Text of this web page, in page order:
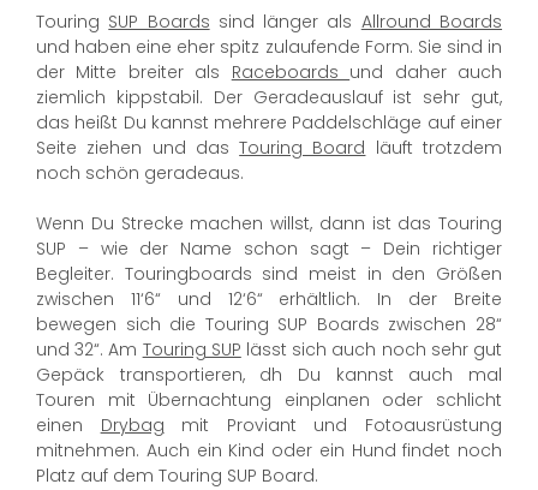
Touring SUP Boards sind länger als Allround Boards
und haben eine eher spitz zulaufende Form. Sie sind in
der Mitte breiter als Raceboards und daher auch
ziemlich kippstabil. Der Geradeauslauf ist sehr gut,
das heißt Du kannst mehrere Paddelschläge auf einer
Seite ziehen und dasTouring Board läuft trotzdem
noch schön geradeaus.
Wenn Du Strecke machen willst, dann ist das Touring
SUP – wie der Name schon sagt – Dein richtiger
Begleiter. Touringboards sind meist in den Größen
zwischen 11‘6“ und 12‘6“ erhältlich. In der Breite
bewegen sich die Touring SUP Boards zwischen 28“
und 32“. Am Touring SUP lässt sich auch noch sehr gut
Gepäck transportieren, dh Du kannst auch mal
Touren mit Übernachtung einplanen oder schlicht
einen Drybag mit Proviant und Fotoausrüstung
mitnehmen. Auch ein Kind oder ein Hund findet noch
Platz auf dem Touring SUP Board.